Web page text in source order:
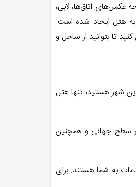
عکس‌های اتاق‌ها، لابی،
به هتل ایجاد شده است.
تا بتوانید از ساحل و
این شهر هستید، تنها هتل
در سطح جهانی و همچنین
به شما هستند. برای